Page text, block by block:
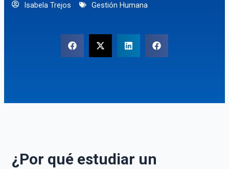
Isabela Trejos Gestión Humana
¿Por qué estudiar un